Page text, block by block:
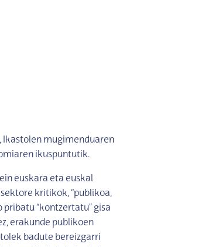
Ikastolen mugimenduaren
ikuspuntutik.
euskara eta euskal
kritikok, “publikoa,
“kontzertatu” gisa
erakunde publikoen
badute bereizgarri